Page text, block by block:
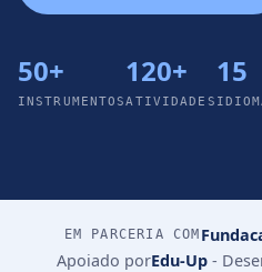
50+
INSTRUMENTOS
120+
ATIVIDADES
15
EM PARCERIA COM
Apoiado porEdu-Up -